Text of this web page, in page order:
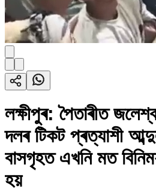
লক্ষীপুৰ: পৈতাৰীত
দলৰ টিকট প্ৰত্যাশী
বাসগৃহত এখনি মত
হয়